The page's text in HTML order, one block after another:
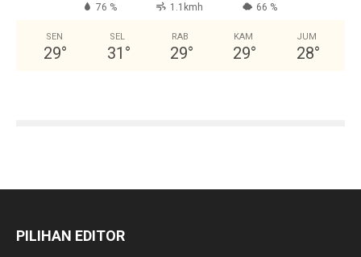
76 % 1.1kmh 66 %
SEN
29°
SEL
31 °
RAB
29°
KAM
29°
JUM
28°
PILIHAN EDITOR